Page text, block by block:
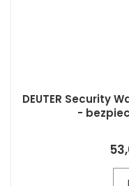
DEUTER Security
-